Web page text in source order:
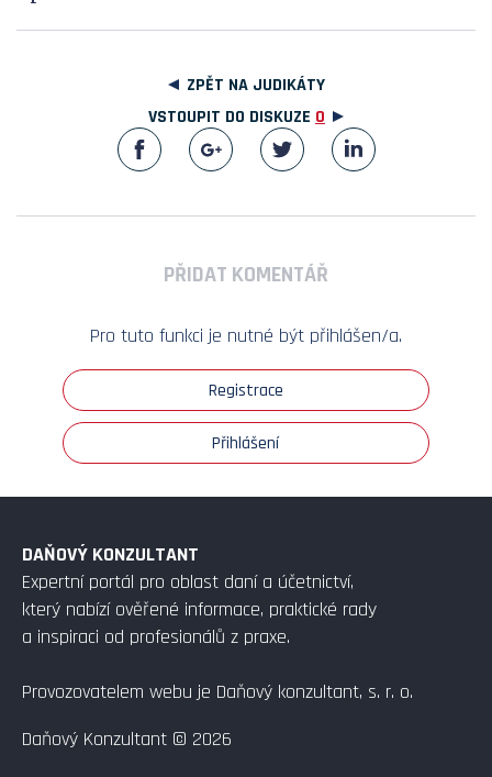
ZPĚT NA JUDIKÁTY
VSTOUPIT DO DISKUZE 0
PŘIDAT KOMENTÁŘ
Pro tuto funkci je nutné být přihlášen/a.
Registrace
Přihlášení
DAŇOVÝ KONZULTANT
Expertní portál pro oblast daní a účetnictví,
který nabízí ověřené informace, praktické rady
a inspiraci od profesionálů z praxe.
Provozovatelem webu je Daňový konzultant, s. r. o.
Daňový Konzultant © 2026